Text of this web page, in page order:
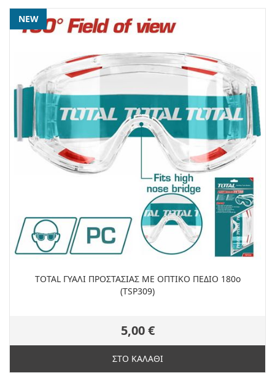
NEW
TOTAL ΓΥΑΛΙ ΠΡΟΣΤΑΣΙΑΣ ΜΕ ΟΠΤΙΚΟ ΠΕΔΙΟ 180ο
(TSP309)
5,00 €
ΣΤΟ ΚΑΛΑΘΙ